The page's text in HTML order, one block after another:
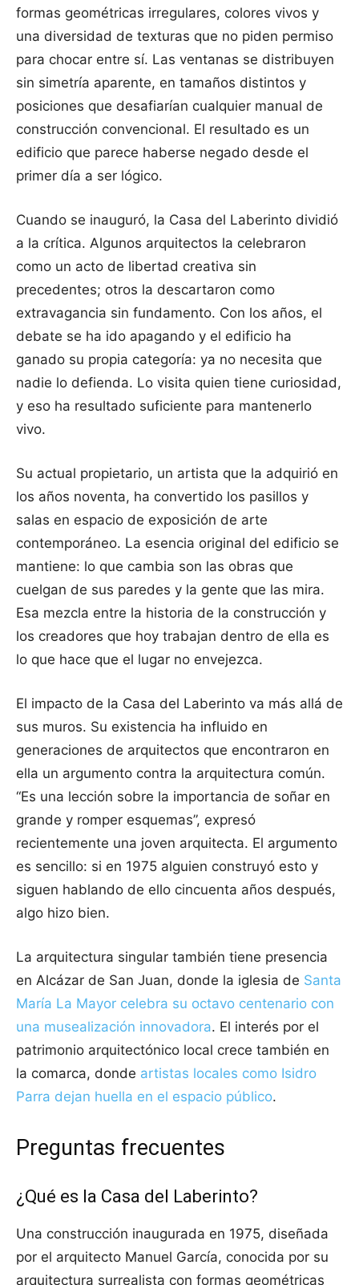
formas geométricas irregulares, colores vivos y
una diversidad de texturas que no piden permiso
para chocar entre sí. Las ventanas se distribuyen
sin simetría aparente, en tamaños distintos y
posiciones que desafiarían cualquier manual de
construcción convencional. El resultado es un
edificio que parece haberse negado desde el
primer día a ser lógico.
Cuando se inauguró, la Casa del Laberinto dividió
a la crítica. Algunos arquitectos la celebraron
como un acto de libertad creativa sin
precedentes; otros la descartaron como
extravagancia sin fundamento. Con los años, el
debate se ha ido apagando y el edificio ha
ganado su propia categoría: ya no necesita que
nadie lo defienda. Lo visita quien tiene curiosidad,
y eso ha resultado suficiente para mantenerlo
vivo.
Su actual propietario, un artista que la adquirió en
los años noventa, ha convertido los pasillos y
salas en espacio de exposición de arte
contemporáneo. La esencia original del edificio se
mantiene: lo que cambia son las obras que
cuelgan de sus paredes y la gente que las mira.
Esa mezcla entre la historia de la construcción y
los creadores que hoy trabajan dentro de ella es
lo que hace que el lugar no envejezca.
El impacto de la Casa del Laberinto va más allá de
sus muros. Su existencia ha influido en
generaciones de arquitectos que encontraron en
ella un argumento contra la arquitectura común.
“Es una lección sobre la importancia de soñar en
grande y romper esquemas”, expresó
recientemente una joven arquitecta. El argumento
es sencillo: si en 1975 alguien construyó esto y
siguen hablando de ello cincuenta años después,
algo hizo bien.
La arquitectura singular también tiene presencia
en Alcázar de San Juan, donde la iglesia de Santa
María La Mayor celebra su octavo centenario con
una musealización innovadora. El interés por el
patrimonio arquitectónico local crece también en
la comarca, donde artistas locales como Isidro
Parra dejan huella en el espacio público.
Preguntas frecuentes
¿Qué es la Casa del Laberinto?
Una construcción inaugurada en 1975, diseñada
por el arquitecto Manuel García, conocida por su
arquitectura surrealista con formas geométricas